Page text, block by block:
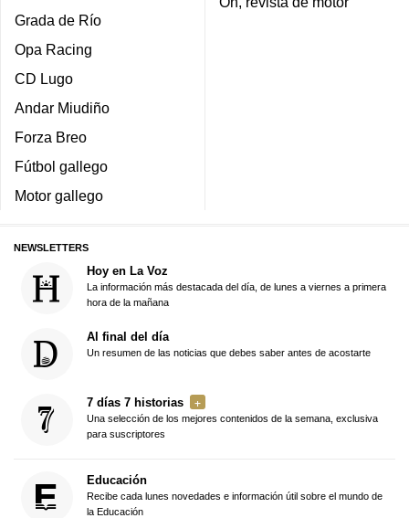
Grada de Río
Opa Racing
CD Lugo
Andar Miudiño
Forza Breo
Fútbol gallego
Motor gallego
NEWSLETTERS
Hoy en La Voz
La información más destacada del día, de lunes a viernes a primera
hora de la mañana
Al final del día
Un resumen de las noticias que debes saber antes de acostarte
7 días 7 historias
Una selección de los mejores contenidos de la semana, exclusiva
para suscriptores
Educación
Recibe cada lunes novedades e información útil sobre el mundo de
la Educación